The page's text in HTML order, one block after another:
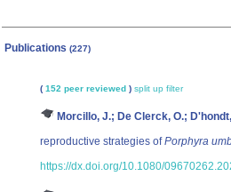
Publications (227)
( 152 peer reviewed ) split up filter
Morcillo, J.; De Clerck, O.;
reproductive strategies ofPorphyra
https://dx.doi.org/10.1080/